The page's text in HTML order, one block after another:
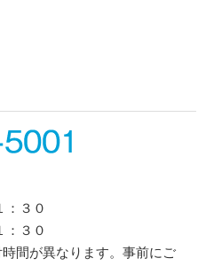
３０
３０
間が異なります。事前にご